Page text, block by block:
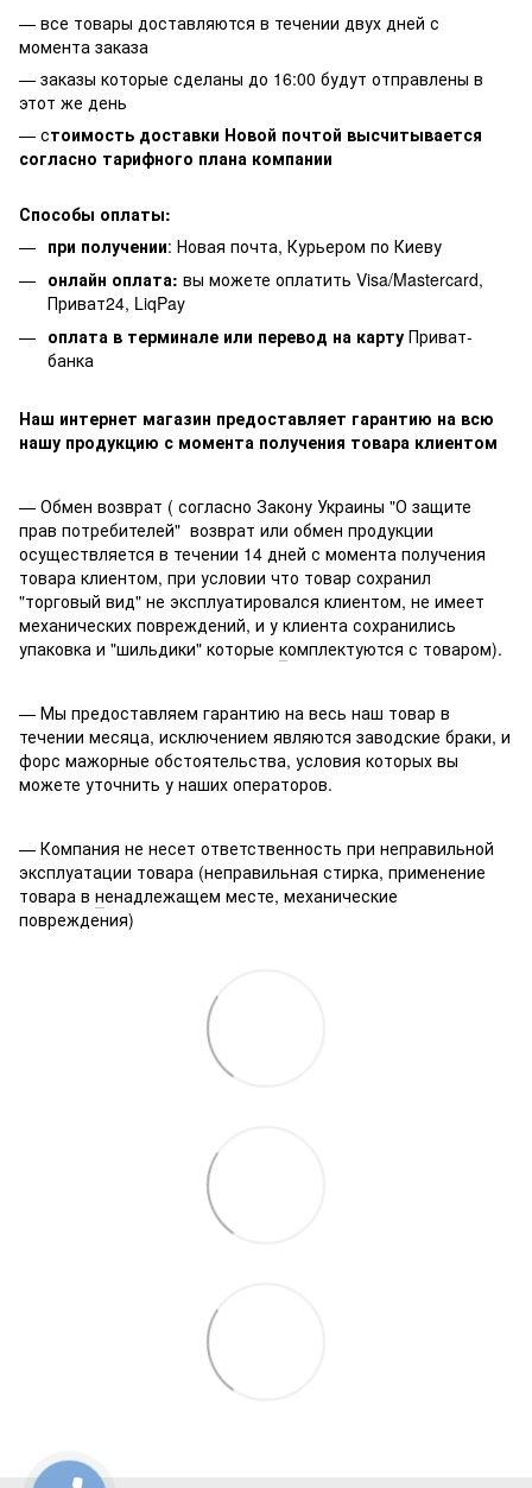
— все товары доставляются в течении двух дней с
момента заказа
— заказы которые сделаны до 16:00 будут отправлены в
этот же день
— стоимость доставки Новой почтой высчитывается
согласно тарифного плана компании
Способы оплаты:
при получении: Новая почта, Курьером по Киеву
онлайн оплата: вы можете оплатить Visa/Mastercard,
Приват24, LiqPay
оплата в терминале или перевод на карту Приват-
банка
Наш интернет магазин предоставляет гарантию на всю
нашу продукцию с момента получения товара клиентом
— Обмен возврат ( согласно Закону Украины "О защите
прав потребителей" возврат или обмен продукции
осуществляется в течении 14 дней с момента получения
товара клиентом, при условии что товар сохранил
"торговый вид" не эксплуатировался клиентом, не имеет
механических повреждений, и у клиента сохранились
упаковка и "шильдики" которые комплектуются с товаром).
— Мы предоставляем гарантию на весь наш товар в
течении месяца, исключением являются заводские браки, и
форс мажорные обстоятельства, условия которых вы
можете уточнить у наших операторов.
— Компания не несет ответственность при неправильной
эксплуатации товара (неправильная стирка, применение
товара в ненадлежащем месте, механические
повреждения)